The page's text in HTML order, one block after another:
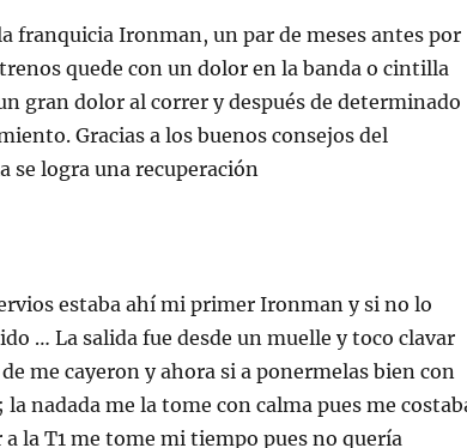
franquicia Ironman, un par de meses antes por
quede con un dolor en la banda o cintilla
gran dolor al correr y después de determinado
Gracias a los buenos consejos del
logra una recuperación
estaba ahí mi primer Ironman y si no lo
… La salida fue desde un muelle y toco clavar
me cayeron y ahora si a ponermelas bien con
la nadada me la tome con calma pues me
la T1 me tome mi tiempo pues no quería